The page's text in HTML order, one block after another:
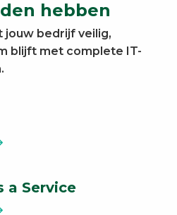
hebben
jouw bedrijf veilig,
blijft met complete IT-
a Service